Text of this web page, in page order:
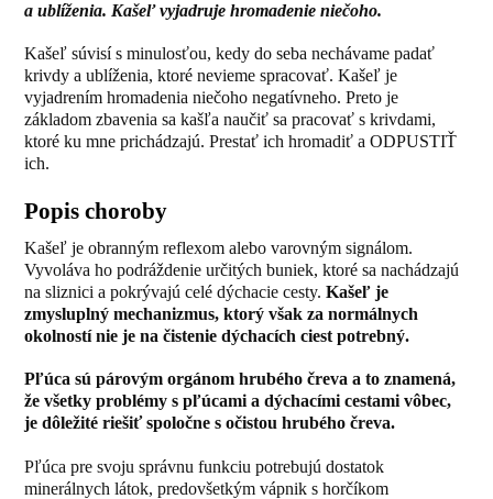
a ublíženia. Kašeľ vyjadruje hromadenie niečoho.
Kašeľ súvisí s minulosťou, kedy do seba nechávame padať
krivdy a ublíženia, ktoré nevieme spracovať. Kašeľ je
vyjadrením hromadenia niečoho negatívneho. Preto je
základom zbavenia sa kašľa naučiť sa pracovať s krivdami,
ktoré ku mne prichádzajú. Prestať ich hromadiť a ODPUSTIŤ
ich.
Popis choroby
Kašeľ je obranným reflexom alebo varovným signálom.
Vyvoláva ho podráždenie určitých buniek, ktoré sa nachádzajú
na sliznici a pokrývajú celé dýchacie cesty.Kašeľ je
zmysluplný mechanizmus, ktorý však za normálnych
okolností nie je na čistenie dýchacích ciest potrebný.
Pľúca sú párovým orgánom hrubého čreva a to znamená,
že všetky problémy s pľúcami a dýchacími cestami vôbec,
je dôležité riešiť spoločne s očistou hrubého čreva.
Pľúca pre svoju správnu funkciu potrebujú dostatok
minerálnych látok, predovšetkým vápnik s horčíkom